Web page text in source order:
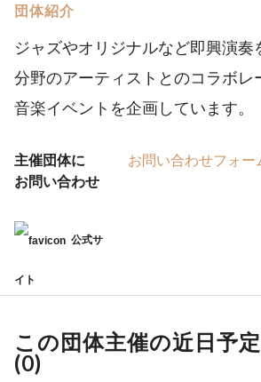
団体紹介
ジャズやオリジナルなど即興演奏
分野のアーティストとのコラボレ
音楽イベントを企画しています。
主催団体に
お問い合わせ
お問い合わせフォー
公式サ
イト
この団体主催の近日予
(0)